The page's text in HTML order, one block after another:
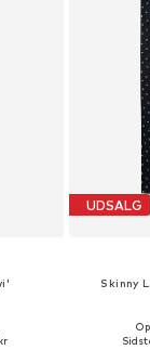
UDSALG
Skinny